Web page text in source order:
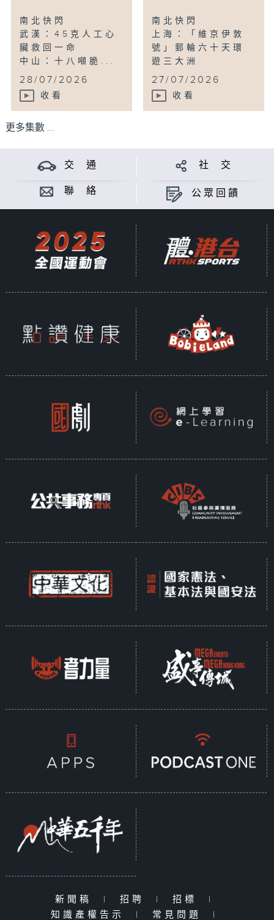
南北快閃
武漢：45克人工心
臟救回一命
中山：十八噸脆...
28/07/2026
收看
南北快閃
上海：「維京伊敦
號」郵輪六十天環
遊三大洲
...
27/07/2026
收看
更多集數 ...
交 通 社 交
聯 絡 公眾回饋
新聞稿 | 招聘 | 招標
|
知識產權告示
| 常見問題 |